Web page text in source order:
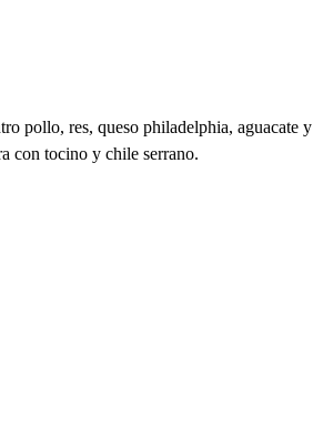
pollo, res, queso philadelphia, aguacate y
con tocino y chile serrano.